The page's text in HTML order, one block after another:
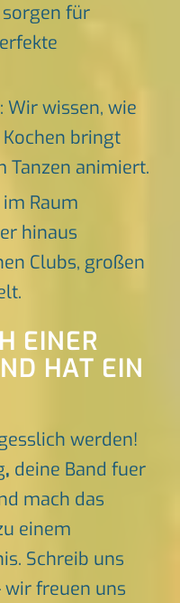
für
: Wir wissen, wie
bringt
Tanzen animiert.
Raum
hinaus
Clubs, großen
EINER
HAT EIN
werden!
, deine Band fuer
mach das
einem
Schreib uns
wir freuen uns